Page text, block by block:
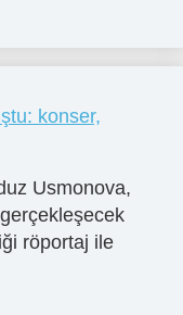
konser,
Usmonova,
röportaj ile